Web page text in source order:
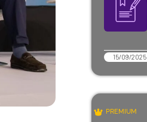
15/09/2025
PREMIUM